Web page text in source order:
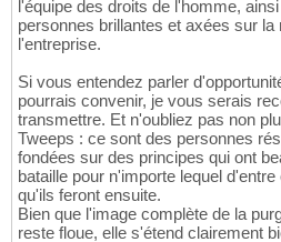
l'équipe des droits de l'homme,
personnes brillantes et axées sur
l'entreprise.
Si vous entendez parler
pourrais convenir, je vous serais
transmettre. Et n'oubliez pas non
Tweeps : ce sont des personnes
fondées sur des principes qui ont
bataille pour n'importe lequel
qu'ils feront ensuite.
Bien que l'image complète de la
reste floue, elle s'étend clairement